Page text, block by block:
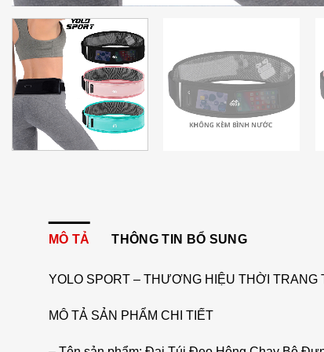
MÔ TẢ THÔNG TIN BỔ SUNG
YOLO SPORT – THƯƠNG HIỆU THỜI TRANG
MÔ TẢ SẢN PHẨM CHI TIẾT